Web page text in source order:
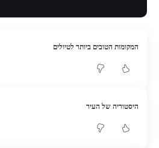
המקומות הטובים ביותר לטיולים
היסטוריה של העיר